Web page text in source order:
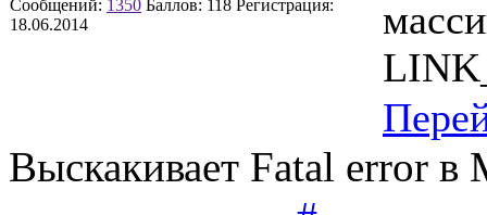
Сообщений: 1350 Баллов: 118 Регистрация:
18.06.2014
Выскакивает Fatal error в